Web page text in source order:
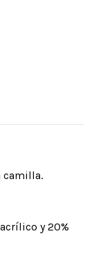
camilla.
y 20%